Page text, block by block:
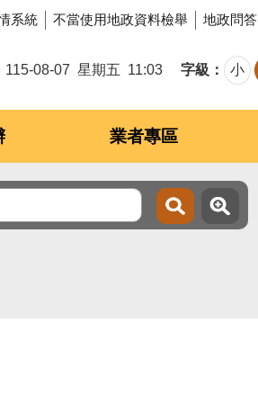
系統 不當使用地政資料檢舉 地政問答
115-08-07 星期五 11:03 字級 小
業者專區